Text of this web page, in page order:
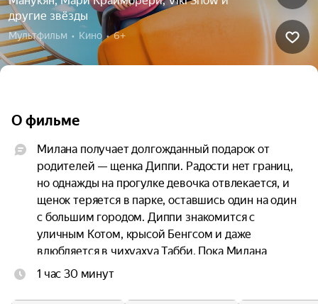
другие звёзды
Мультфильм  •  Кино  •  6+
О фильме
Милана получает долгожданный подарок от
родителей — щенка Диппи. Радости нет границ,
но однажды на прогулке девочка отвлекается, и
щенок теряется в парке, оставшись один на один
с большим городом. Диппи знакомится с
уличным Котом, крысой Бенгсом и даже
влюбляется в чихуахуа Табби. Пока Милана
ведёт поиски любимого песика, Диппи ждут
1 час 30 минут